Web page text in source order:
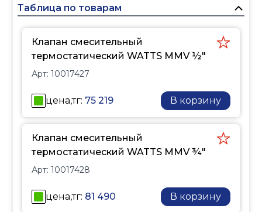
прекращения подачи
встроенными обратными
клапанами.
Таблица по товарам
Клапан смесительный
термостатический WATTS MMV ½"
Арт:10017427
цена,тг: 75 219 В корзину
Клапан смесительный
термостатический WATTS MMV ¾"
Арт:10017428
цена,тг: 81 490 В корзину